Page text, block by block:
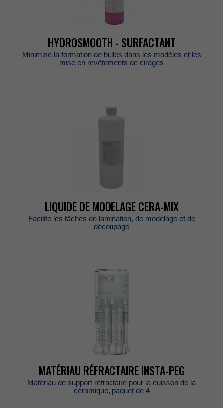
HYDROSMOOTH-SURFACTANT
Minimiselaformationdebullesdanslesmodèlesetles
miseenrevêtementsdecirages
LIQUIDEDEMODELAGECERA-MIX
Facilitelestâchesdelamination,demodelageetde
découpage
MATÉRIAURÉFRACTAIREINSTA-PEG
Matériaudesupportréfractairepourlacuissondela
céramique,paquetde4